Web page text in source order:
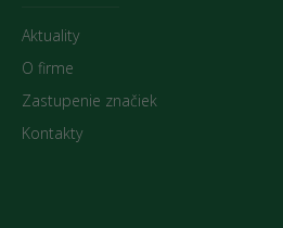
Aktuality
O firme
Zastupenie značiek
Kontakty